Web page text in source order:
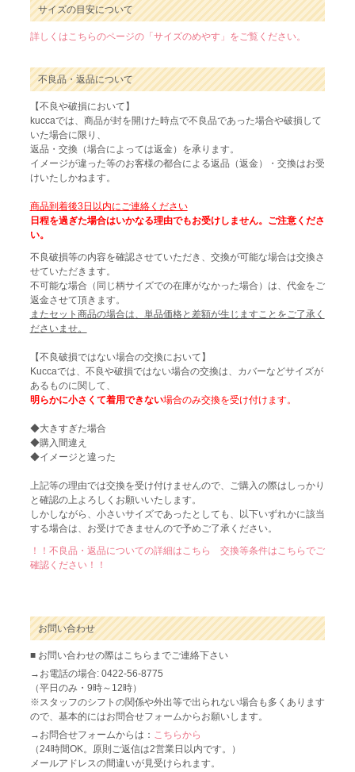
サイズの目安について
詳しくはこちらのページの「サイズのめやす」をご覧ください。
不良品・返品について
【不良や破損において】
kuccaでは、商品が封を開けた時点で不良品であった場合や破損して
いた場合に限り、
返品・交換（場合によっては返金）を承ります。
イメージが違った等のお客様の都合による返品（返金）・交換はお受
けいたしかねます。
商品到着後3日以内にご連絡ください
日程を過ぎた場合はいかなる理由でもお受けしません。ご注意くださ
い。
不良破損等の内容を確認させていただき、交換が可能な場合は交換さ
せていただきます。
不可能な場合（同じ柄サイズでの在庫がなかった場合）は、代金をご
返金させて頂きます。
またセット商品の場合は、単品価格と差額が生じますことをご了承く
ださいませ。
【不良破損ではない場合の交換において】
Kuccaでは、不良や破損ではない場合の交換は、カバーなどサイズが
あるものに関して、
明らかに小さくて着用できない場合のみ交換を受け付けます。
◆大きすぎた場合
◆購入間違え
◆イメージと違った
上記等の理由では交換を受け付けませんので、ご購入の際はしっかり
と確認の上よろしくお願いいたします。
しかしながら、小さいサイズであったとしても、以下いずれかに該当
する場合は、お受けできませんので予めご了承ください。
！！不良品・返品についての詳細はこちら 交換等条件はこちらでご
確認ください！！
お問い合わせ
■ お問い合わせの際はこちらまでご連絡下さい
→お電話の場合: 0422-56-8775
（平日のみ・9時～12時）
※スタッフのシフトの関係や外出等で出られない場合も多くあります
ので、基本的にはお問合せフォームからお願いします。
→お問合せフォームからは： こちらから
（24時間OK。原則ご返信は2営業日以内です。）
メールアドレスの間違いが見受けられます。